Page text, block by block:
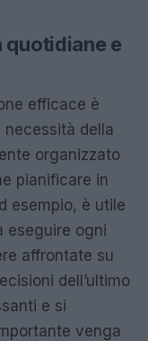
quotidiane e
efficace è
necessità della
organizzato
pianificare in
esempio, è utile
eseguire ogni
affrontate su
dell’ultimo
e si
venga